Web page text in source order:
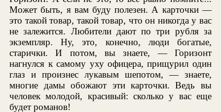
Может быть, я вам буду полезен. А карточки —
это такой товар, такой товар, что он никогда у вас
не залежится. Любители дают по три рубля за
экземпляр. Ну, это, конечно, люди богатые,
старички. И потом, вы знаете, — Горизонт
нагнулся к самому уху офицера, прищурил один
глаз и произнес лукавым шепотом, — знаете,
многие дамы обожают эти карточки. Ведь вы
человек молодой, красивый: сколько у вас еще
будет романов!